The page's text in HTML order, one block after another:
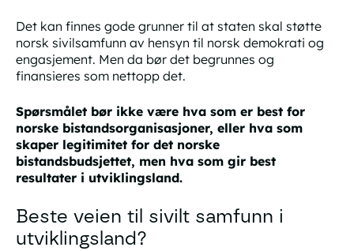
Det kan finnes gode grunner til at staten skal støtte
norsk sivilsamfunn av hensyn til norsk demokrati og
engasjement. Men da bør det begrunnes og
finansieres som nettopp det.
Spørsmålet bør ikke være hva som er best for
norske bistandsorganisasjoner, eller hva som
skaper legitimitet for det norske
bistandsbudsjettet, men hva som gir best
resultater i utviklingsland.
Beste veien til sivilt samfunn i
utviklingsland?